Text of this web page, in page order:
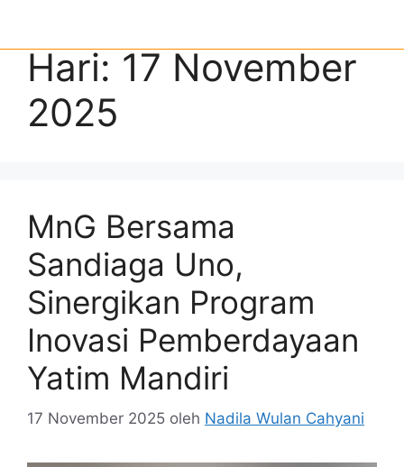
Hari: 17 November
2025
MnG Bersama
Sandiaga Uno,
Sinergikan Program
Inovasi Pemberdayaan
Yatim Mandiri
17 November 2025 oleh Nadila Wulan Cahyani